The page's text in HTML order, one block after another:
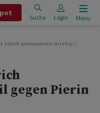
Suche Login Menu
Zürich anonymisiert Urteil gegen
gegen Pierin